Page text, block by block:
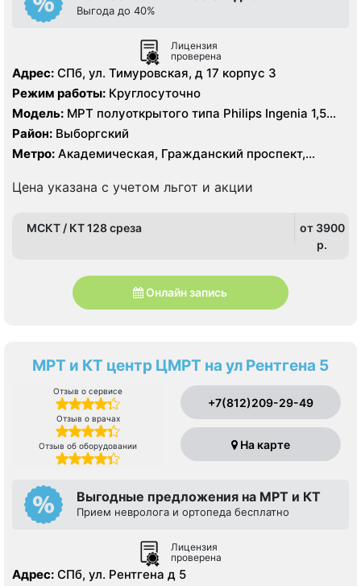
Выгода до 40%
Лицензия
проверена
Адрес: СПб, ул. Тимуровская, д 17 корпус 3
Режим работы: Круглосуточно
Модель: МРТ полуоткрытого типа Philips Ingenia 1,5
Тесла, КТ Philips Ingenia 128 срезов
Район: Выборгский
Метро: Академическая, Гражданский проспект,
Политехническая, Проспект Просвещения
Цена указана с учетом льгот и акции
МСКТ / КТ 128 среза
от 3900
p.
Онлайн запись
МРТ и КТ центр ЦМРТ на ул Рентгена 5
Отзыв о сервисе
Отзыв о врачах
Отзыв об оборудовании
+7(812)209-29-49
На карте
Выгодные предложения на МРТ и КТ
Прием невролога и ортопеда бесплатно
Лицензия
проверена
Адрес: СПб, ул. Рентгена д 5